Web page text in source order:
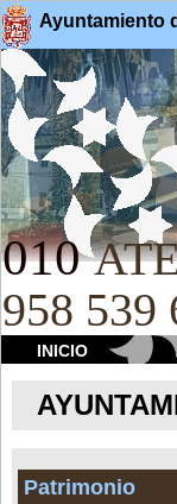
Ayuntamiento
010
958 539
INICIO
Patrimonio